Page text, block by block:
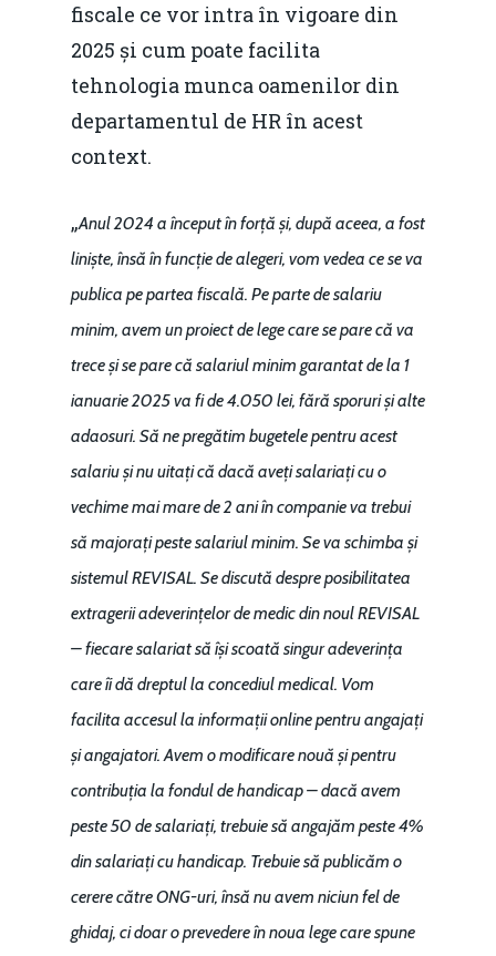
fiscale ce vor intra în vigoare din
2025 și cum poate facilita
tehnologia munca oamenilor din
departamentul de HR în acest
context.
„Anul 2024 a început în forță și, după aceea, a fost
liniște, însă în funcție de alegeri, vom vedea ce se va
publica pe partea fiscală. Pe parte de salariu
minim, avem un proiect de lege care se pare că va
trece și se pare că salariul minim garantat de la 1
ianuarie 2025 va fi de 4.050 lei, fără sporuri și alte
adaosuri. Să ne pregătim bugetele pentru acest
salariu și nu uitați că dacă aveți salariați cu o
vechime mai mare de 2 ani în companie va trebui
să majorați peste salariul minim. Se va schimba și
sistemul REVISAL. Se discută despre posibilitatea
extragerii adeverințelor de medic din noul REVISAL
– fiecare salariat să își scoată singur adeverința
care îi dă dreptul la concediul medical. Vom
facilita accesul la informații online pentru angajați
și angajatori. Avem o modificare nouă și pentru
contribuția la fondul de handicap – dacă avem
peste 50 de salariați, trebuie să angajăm peste 4%
din salariați cu handicap. Trebuie să publicăm o
cerere către ONG-uri, însă nu avem niciun fel de
ghidaj, ci doar o prevedere în noua lege care spune